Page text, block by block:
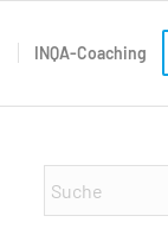
INQA-Coaching